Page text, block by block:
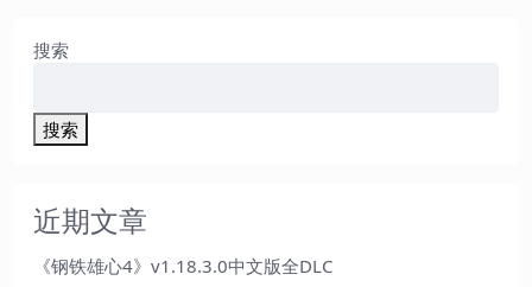
搜索
搜索
近期文章
《钢铁雄心4》v1.18.3.0中文版全DLC